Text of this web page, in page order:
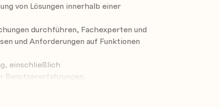
Dataverse
Excel to edit records
and rollups in Dataverse
von Lösungen innerhalb einer
durchführen, Fachexperten und
und Anforderungen auf Funktionen
einschließlich
Benutzererfahrungen,